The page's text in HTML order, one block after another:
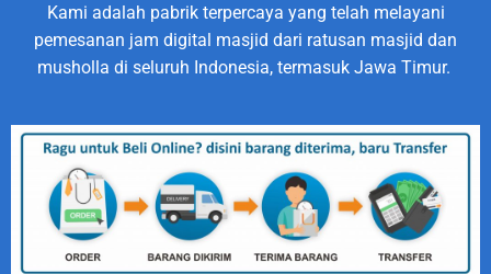
Kami adalah pabrik terpercaya yang telah melayani
pemesanan jam digital masjid dari ratusan masjid dan
musholla di seluruh Indonesia, termasuk Jawa Timur.